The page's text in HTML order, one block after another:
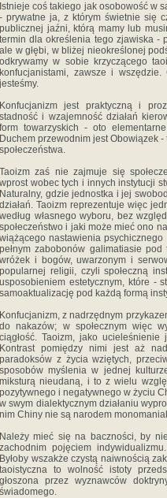
Istnieje coś takiego jak osobowość w
- prywatne ja, z którym świetnie się
publicznej jaźni, którą mamy lub
termin dla określenia tego zjawiska -
ale w głębi, w bliżej nieokreślonej
odkrywamy w sobie krzyczącego
konfucjanistami, zawsze i
jesteśmy.
Konfucjanizm jest praktyczną i
stadność i wzajemność działań
form towarzyskich - oto
Duchem przewodnim jest Obowiązek
społeczeństwa.
Taoizm zaś nie zajmuje się
wprost wobec tych i innych instytucji
Naturalny, gdzie jednostka i jej
działań. Taoizm reprezentuje więc
według własnego wyboru, bez
społeczeństwo i jaki może mieć ono
wiążącego nastawienia
pełnym zabobonów galimatiasie
wróżek i bogów, uwarzonym i
popularnej religii, czyli społeczną
usposobieniem estetycznym, które -
samoaktualizację pod każdą formą
Konfucjanizm, z nadrzędnym
do nakazów; w społecznym więc
ciągłość. Taoizm, jako
Kontrast pomiędzy nimi jest aż
paradoksów z życia wziętych,
sposobów myślenia w jednej
miksturą nieudaną, i to z wielu
pozytywnego i negatywnego w życiu
w swym dialektycznym działaniu
nim Chiny nie są narodem
Należy mieć się na baczności, by
zachodnim pojęciem
Byłoby wszakże czystą naiwnością
taoistyczna to wolność istoty
głoszona przez wyznawców
świadomego.